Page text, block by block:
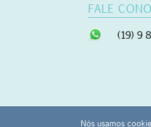
FALE
(19) 9
Nós usamos